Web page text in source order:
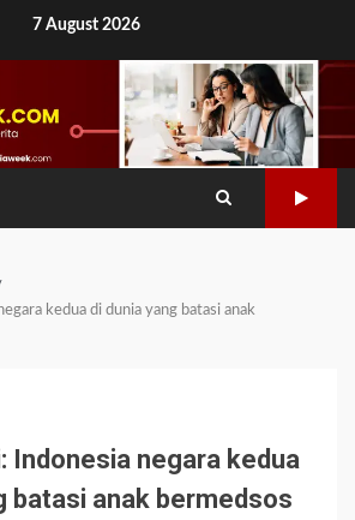
7 August 2026
kedua di dunia yang batasi anak
Indonesia negara kedua
batasi anak bermedsos